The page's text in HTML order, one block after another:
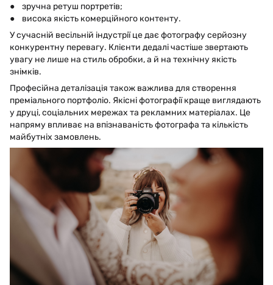
● зручна ретуш портретів;
● висока якість комерційного контенту.
У сучасній весільній індустрії це дає фотографу серйозну
конкурентну перевагу. Клієнти дедалі частіше звертають
увагу не лише на стиль обробки, а й на технічну якість
знімків.
Професійна деталізація також важлива для створення
преміального портфоліо. Якісні фотографії краще виглядають
у друці, соціальних мережах та рекламних матеріалах. Це
напряму впливає на впізнаваність фотографа та кількість
майбутніх замовлень.